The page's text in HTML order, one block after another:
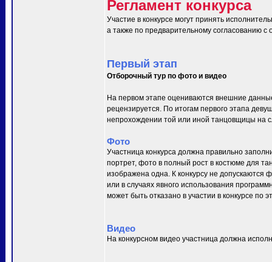
Регламент конкурса
Участие в конкурсе могут принять
а также по предварительному согласованию с
Первый этап
Отборочный тур по фото и видео
На первом этапе оцениваются внешние
рецензируется. По итогам первого этапа
непрохождении той или иной танцовщицы на
Фото
Участница конкурса должна правильно
портрет, фото в полный рост в костюме для
изображена одна. К конкурсу не допускаются
или в случаях явного использования
может быть отказано в участии в конкурсе по
Видео
На конкурсном видео участница должна